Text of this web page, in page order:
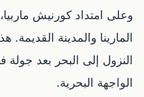
وعلى امتداد كورنيش
المارينا والمدينة
النزول إلى البحر بعد
الواجهة البحرية.